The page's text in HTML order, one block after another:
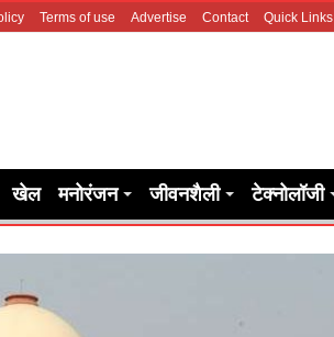
Terms of use Advertise Contact Quick Links
खेल मनोरंजन जीवनशैली टेक्नोलॉजी